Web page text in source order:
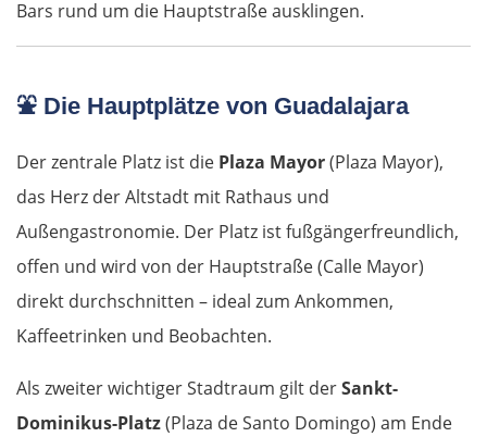
Bars rund um die Hauptstraße ausklingen.
⛲ Die Hauptplätze von Guadalajara
Der zentrale Platz ist die Plaza Mayor(Plaza Mayor),
das Herz der Altstadt mit Rathaus und
Außengastronomie. Der Platz ist fußgängerfreundlich,
offen und wird von der Hauptstraße (Calle Mayor)
direkt durchschnitten – ideal zum Ankommen,
Kaffeetrinken und Beobachten.
Als zweiter wichtiger Stadtraum gilt derSankt-
Dominikus-Platz(Plaza de Santo Domingo) am Ende